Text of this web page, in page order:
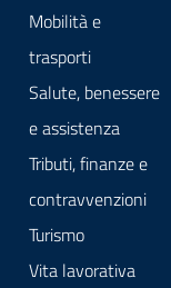
Mobilità e
trasporti
Salute, benessere
e assistenza
Tributi, finanze e
contravvenzioni
Turismo
Vita lavorativa